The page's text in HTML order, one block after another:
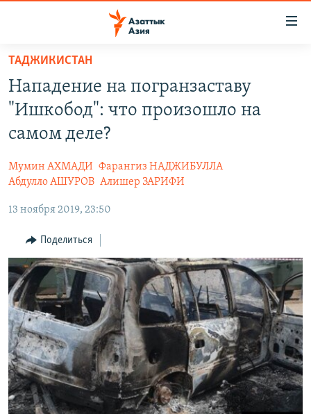
Вернуться
основному
содержанию
главной
навигации
ТАДЖИКИСТАН
НОВОСТИ
ВОЙНА В УКРАИНЕ
TÜRKMENÇE
ПОДПИШИТЕСЬ НА НАС В СОЦСЕТЯХ
ТАДЖИКИСТАН
Нападение на погранзаставу
"Ишкобод": что произошло на
самом деле?
Мумин АХМАДИ Фарангиз НАДЖИБУЛЛА
Абдулло АШУРОВ Алишер ЗАРИФИ
13 ноября 2019, 23:50
Поделиться